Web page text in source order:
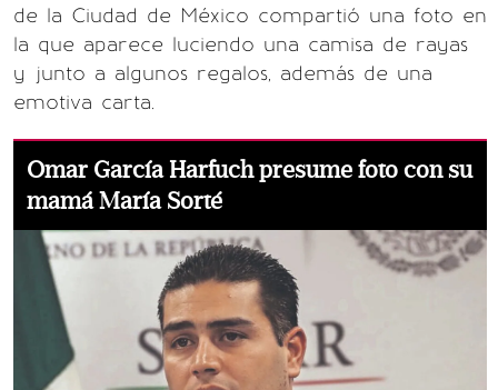
de la Ciudad de México compartió una foto en
la que aparece luciendo una camisa de rayas
y junto a algunos regalos, además de una
emotiva carta.
Omar García Harfuch presume foto con su
mamá María Sorté